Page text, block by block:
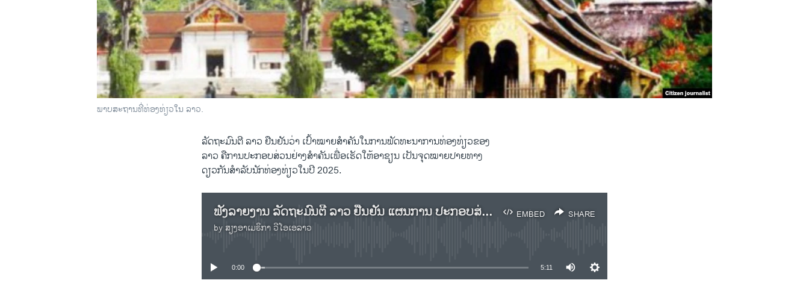
ພາບສະຖານທີ່ທ່ອງທ່ຽວໃນ ລາວ.
ລັດຖະມົນຕີ ລາວ ຢືນຢັນວ່າ ເປົ້າໝາຍສຳຄັນໃນການພັດທະນາການທ່ອງທ່ຽວຂອງ
ລາວ ຄືການປະກອບສ່ວນຢ່າງສຳຄັນເພື່ອເຮັດໃຫ້ອາຊຽນ ເປັນຈຸດໝາຍປາຍທາງ
ດຽວກັນສຳລັບນັກທ່ອງທ່ຽວໃນປີ 2025.
EMBED SHARE
ຟັງລາຍງານ ລັດຖະມົນຕີ ລາວ ຢືນຢັນ ແຜນການ ປະກອບສ່ວນ ເຂົ້າໃນ ການທ່ອງທ່ຽວ ອາຊຽນ
by ສຽງອາເມຣິກາ ວີໂອເອລາວ
0:00 5:11